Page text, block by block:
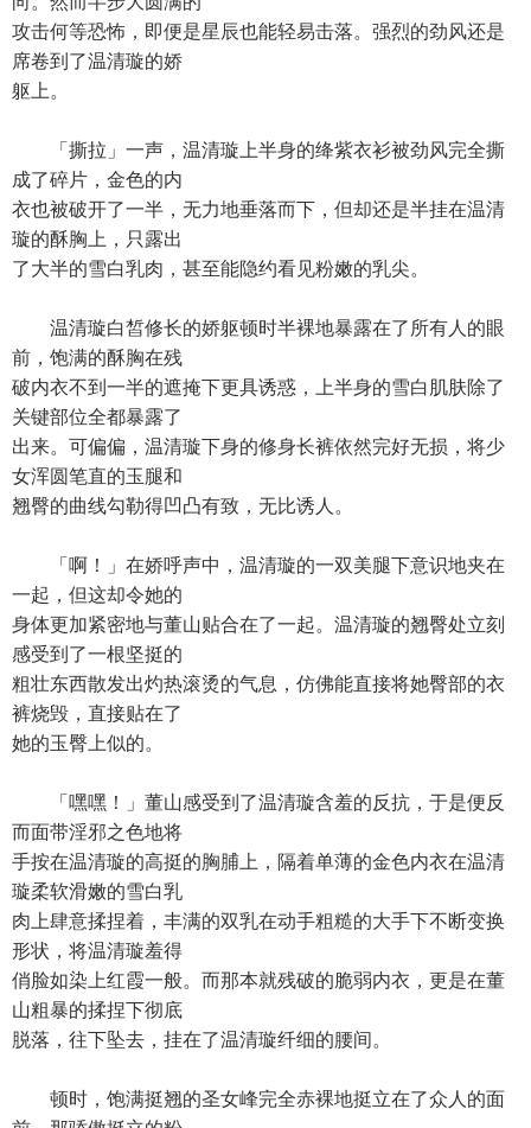
攻击何等恐怖，即便是星辰也能轻易击落。强烈的劲风还是
席卷到了温清璇的娇
躯上。
「撕拉」一声，温清璇上半身的绛紫衣衫被劲风完全撕
成了碎片，金色的内
衣也被破开了一半，无力地垂落而下，但却还是半挂在温清
璇的酥胸上，只露出
了大半的雪白乳肉，甚至能隐约看见粉嫩的乳尖。
温清璇白皙修长的娇躯顿时半裸地暴露在了所有人的眼
前，饱满的酥胸在残
破内衣不到一半的遮掩下更具诱惑，上半身的雪白肌肤除了
关键部位全都暴露了
出来。可偏偏，温清璇下身的修身长裤依然完好无损，将少
女浑圆笔直的玉腿和
翘臀的曲线勾勒得凹凸有致，无比诱人。
「啊！」在娇呼声中，温清璇的一双美腿下意识地夹在
一起，但这却令她的
身体更加紧密地与董山贴合在了一起。温清璇的翘臀处立刻
感受到了一根坚挺的
粗壮东西散发出灼热滚烫的气息，仿佛能直接将她臀部的衣
裤烧毁，直接贴在了
她的玉臀上似的。
「嘿嘿！」董山感受到了温清璇含羞的反抗，于是便反
而面带淫邪之色地将
手按在温清璇的高挺的胸脯上，隔着单薄的金色内衣在温清
璇柔软滑嫩的雪白乳
肉上肆意揉捏着，丰满的双乳在动手粗糙的大手下不断变换
形状，将温清璇羞得
俏脸如染上红霞一般。而那本就残破的脆弱内衣，更是在董
山粗暴的揉捏下彻底
脱落，往下坠去，挂在了温清璇纤细的腰间。
顿时，饱满挺翘的圣女峰完全赤裸地挺立在了众人的面